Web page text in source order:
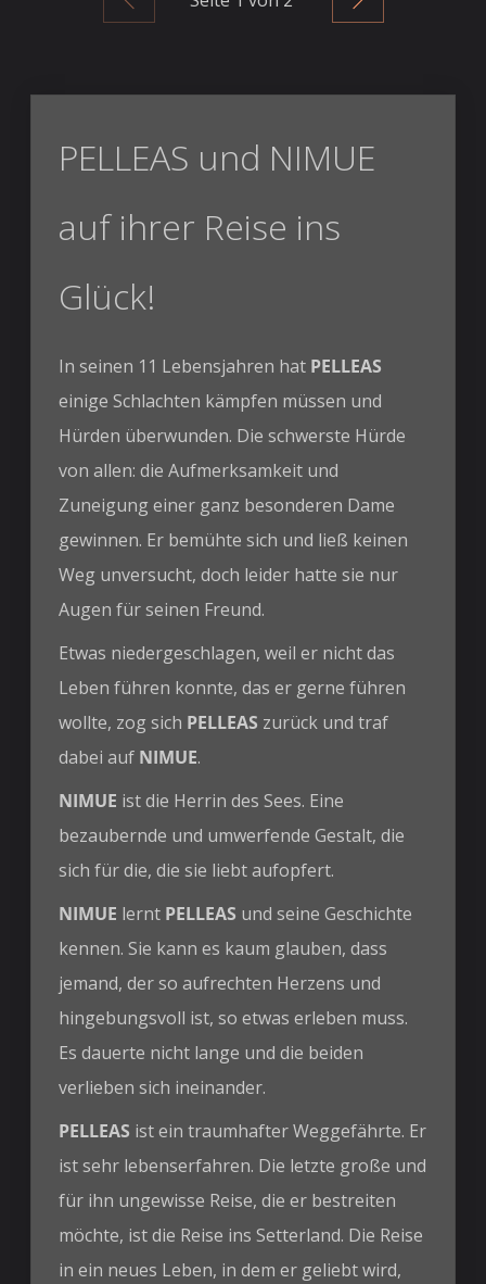
PELLEAS und NIMUE
auf ihrer Reise ins
Glück!
In seinen 11 Lebensjahren hat PELLEAS
einige Schlachten kämpfen müssen und
Hürden überwunden. Die schwerste Hürde
von allen: die Aufmerksamkeit und
Zuneigung einer ganz besonderen Dame
gewinnen. Er bemühte sich und ließ keinen
Weg unversucht, doch leider hatte sie nur
Augen für seinen Freund.
Etwas niedergeschlagen, weil er nicht das
Leben führen konnte, das er gerne führen
wollte, zog sich PELLEAS zurück und traf
dabei auf NIMUE.
NIMUE ist die Herrin des Sees. Eine
bezaubernde und umwerfende Gestalt, die
sich für die, die sie liebt aufopfert.
NIMUE lernt PELLEAS und seine Geschichte
kennen. Sie kann es kaum glauben, dass
jemand, der so aufrechten Herzens und
hingebungsvoll ist, so etwas erleben muss.
Es dauerte nicht lange und die beiden
verlieben sich ineinander.
PELLEAS ist ein traumhafter Weggefährte. Er
ist sehr lebenserfahren. Die letzte große und
für ihn ungewisse Reise, die er bestreiten
möchte, ist die Reise ins Setterland. Die Reise
in ein neues Leben, in dem er geliebt wird,